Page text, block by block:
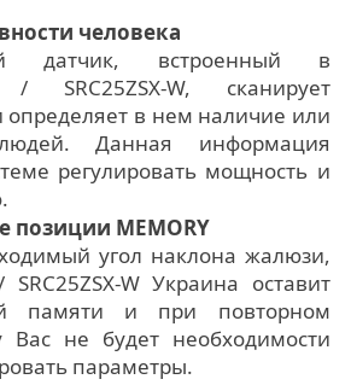
человека
датчик, встроенный в
/ SRC25ZSX-W, сканирует
в нем наличие или
людей. Данная информация
регулировать мощность и
позиции MEMORY
угол наклона жалюзи,
SRC25ZSX-W Украина оставит
памяти и при повторном
Вас не будет необходимости
параметры.